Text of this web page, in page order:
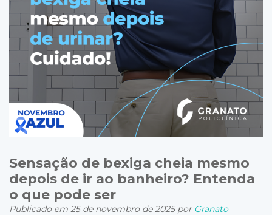
Sensação de bexiga cheia mesmo
depois de ir ao banheiro? Entenda
o que pode ser
Publicado em 25 de novembro de 2025 por Granato